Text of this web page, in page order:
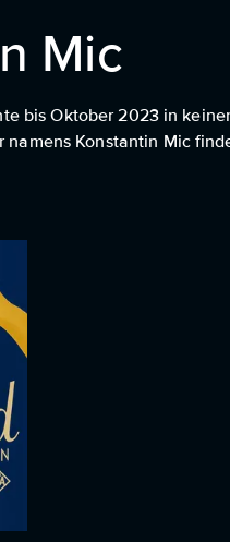
Mic
bis Oktober 2023 in
namens Konstantin Mic